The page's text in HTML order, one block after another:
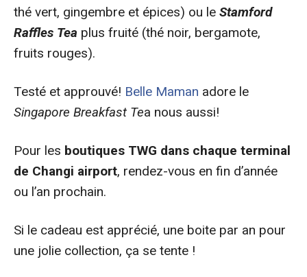
thé vert, gingembre et épices) ou le Stamford
Raffles Tea plus fruité (thé noir, bergamote,
fruits rouges).
Testé et approuvé! Belle Maman adore le
Singapore Breakfast Tea nous aussi!
Pour les boutiques TWG dans chaque terminal
de Changi airport, rendez-vous en fin d’année
ou l’an prochain.
Si le cadeau est apprécié, une boite par an pour
une jolie collection, ça se tente !